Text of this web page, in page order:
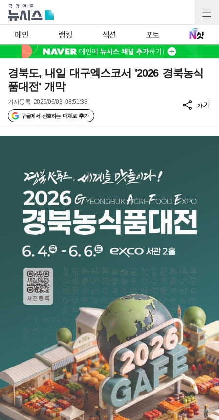
메인 랭킹 섹션 포토
경북도, 내일 대구엑스코서 '2026 경북농식
품대전' 개막
기사등록 2026/06/03 08:51:38
구글에서 선호하는 매체로 추가
가가